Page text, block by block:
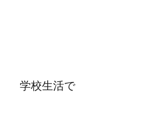
学校生活で